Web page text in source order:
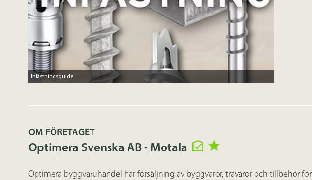
Infästningsguide
OM FÖRETAGET
Optimera Svenska AB - Motala
Optimera byggvaruhandel har försäljning av byggvaror, trävaror och tillbehör för